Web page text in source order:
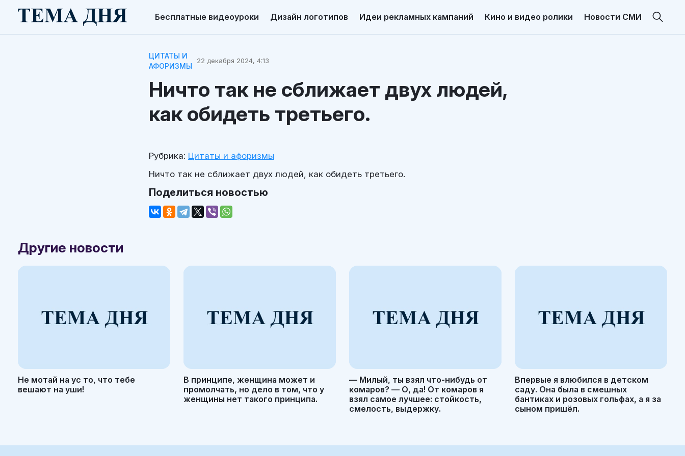
Бесплатные видеоуроки Дизайн логотипов Идеи рекламных кампаний Кино и видео ролики Новости СМИ
ЦИТАТЫ И
АФОРИЗМЫ
22 декабря 2024, 4:13
Ничто так не сближает двух людей,
как обидеть третьего.
Рубрика: Цитаты и афоризмы
Ничто так не сближает двух людей, как обидеть третьего.
Поделиться новостью
Другие новости
Не мотай на ус то, что тебе
вешают на уши!
В принципе, женщина может и
промолчать, но дело в том, что у
женщины нет такого принципа.
— Милый, ты взял что-нибудь от
комаров? — О, да! От комаров я
взял самое лучшее: стойкость,
смелость, выдержку.
Впервые я влюбился в детском
саду. Она была в смешных
бантиках и розовых гольфах, а я за
сыном пришёл.